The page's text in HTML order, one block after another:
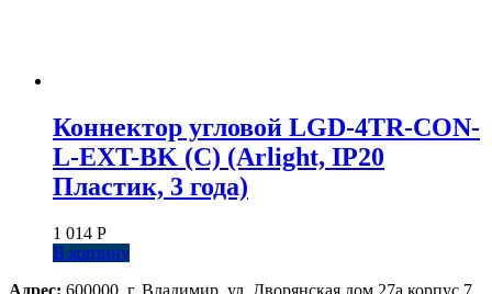
Коннектор угловой LGD-4TR-CON-
L-EXT-BK (C) (Arlight, IP20
Пластик, 3 года)
1 014 Р
В корзину